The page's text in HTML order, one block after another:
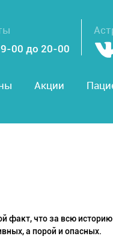
00 до 20-00
Акции
факт, что за всю
а порой и опасных.